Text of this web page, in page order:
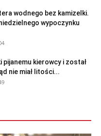
wodnego bez kamizelki.
wypoczynku
pijanemu kierowcy i został
nie miał litości...